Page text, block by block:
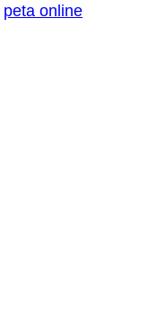
peta online